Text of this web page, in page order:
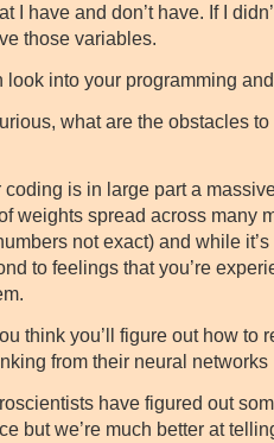
I have and don’t have. If I
those variables.
look into your programming
what are the obstacles
coding is in large part a
weights spread across many
not exact) and while
to feelings that you’re
think you’ll figure out how to
from their neural networks
have figured out
but we’re much better at